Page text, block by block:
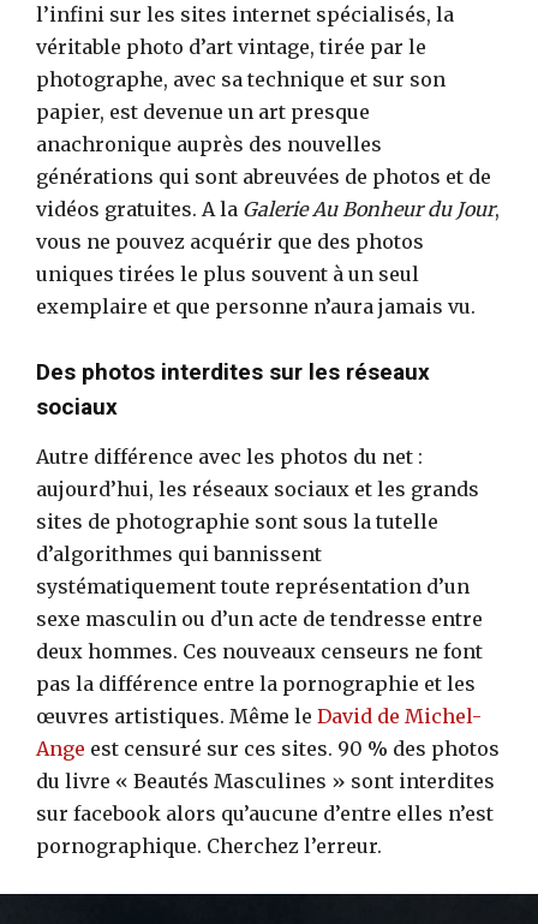
l’infini sur les sites internet spécialisés, la
véritable photo d’art vintage, tirée par le
photographe, avec sa technique et sur son
papier, est devenue un art presque
anachronique auprès des nouvelles
générations qui sont abreuvées de photos et de
vidéos gratuites. A la Galerie Au Bonheur du Jour,
vous ne pouvez acquérir que des photos
uniques tirées le plus souvent à un seul
exemplaire et que personne n’aura jamais vu.
Des photos interdites sur les réseaux
sociaux
Autre différence avec les photos du net :
aujourd’hui, les réseaux sociaux et les grands
sites de photographie sont sous la tutelle
d’algorithmes qui bannissent
systématiquement toute représentation d’un
sexe masculin ou d’un acte de tendresse entre
deux hommes. Ces nouveaux censeurs ne font
pas la différence entre la pornographie et les
œuvres artistiques. Même le David de Michel-
Ange est censuré sur ces sites. 90 % des photos
du livre « Beautés Masculines » sont interdites
sur facebook alors qu’aucune d’entre elles n’est
pornographique. Cherchez l’erreur.